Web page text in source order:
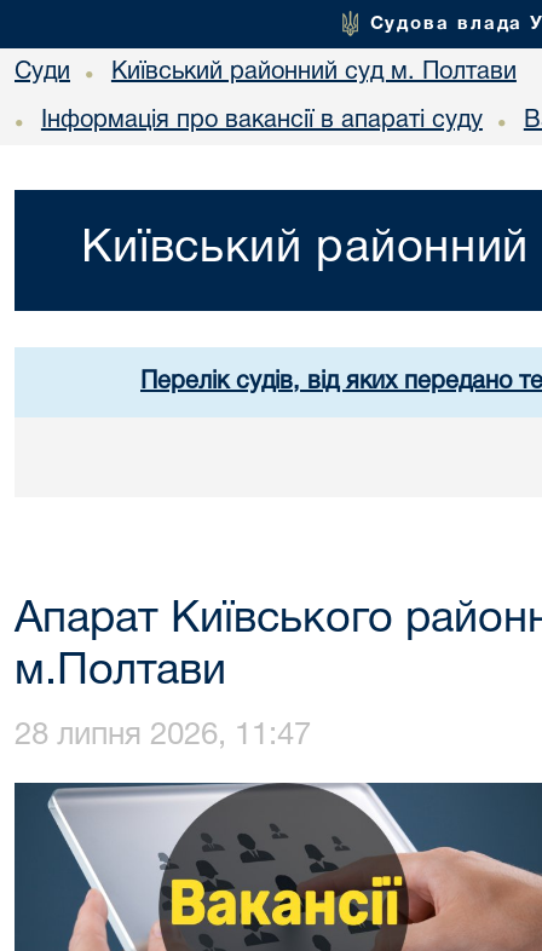
Судова влада
Суди • Київський районний суд м. Полтави
• Інформація про вакансії в апараті суду •
Київський
Перелік судів, від яких передано
Апарат Київського
м.Полтави
28 липня 2026, 11:47